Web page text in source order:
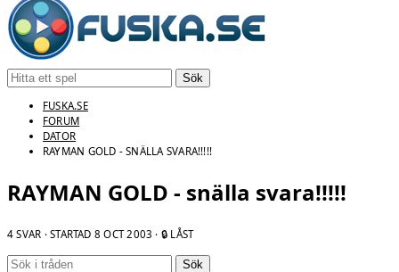
Sök
FUSKA.SE
FORUM
DATOR
RAYMAN GOLD - SNÄLLA SVARA!!!!!
RAYMAN GOLD - snälla svara!!!!!
4 SVAR · STARTAD 8 OCT 2003 · 🔒 LÅST
Sök